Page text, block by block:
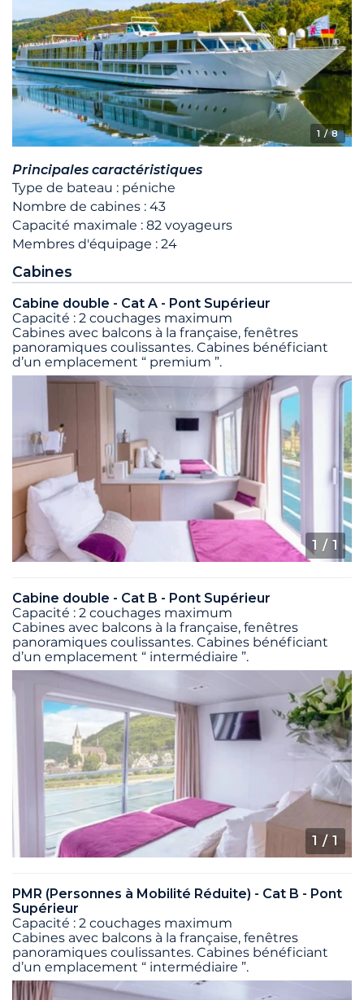
1 / 8
Principales caractéristiques
Type de bateau : péniche
Nombre de cabines : 43
Capacité maximale : 82 voyageurs
Membres d'équipage : 24
Cabines
Cabine double - Cat A - Pont Supérieur
Capacité : 2 couchages maximum
Cabines avec balcons à la française, fenêtres
panoramiques coulissantes. Cabines bénéficiant
d’un emplacement “ premium ”.
1 / 1
Cabine double - Cat B - Pont Supérieur
Capacité : 2 couchages maximum
Cabines avec balcons à la française, fenêtres
panoramiques coulissantes. Cabines bénéficiant
d’un emplacement “ intermédiaire ”.
1 / 1
PMR (Personnes à Mobilité Réduite) - Cat B - Pont
Supérieur
Capacité : 2 couchages maximum
Cabines avec balcons à la française, fenêtres
panoramiques coulissantes. Cabines bénéficiant
d’un emplacement “ intermédiaire ”.